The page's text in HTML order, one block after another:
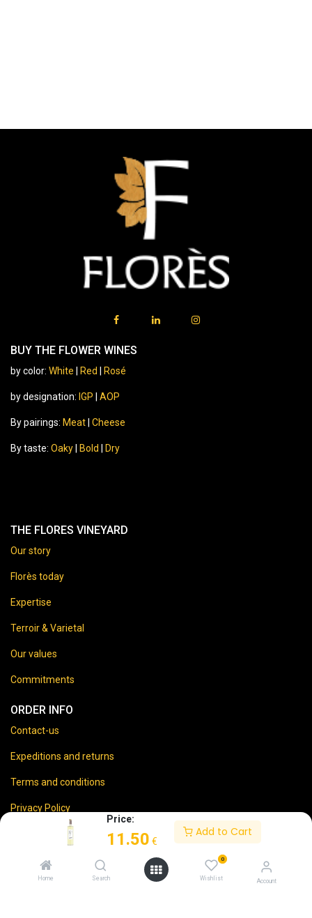
Price:
11.50 €
Add to Cart
Home Search
0
Wishlist Account
BUY THE FLOWER WINES
by color: White Red Rosé
by designation: IGP AOP
By pairings: Meat Cheese
By taste: Oaky Bold Dry
THE FLORES VINEYARD
Our story
Florès today
Expertise
Terroir & Varietal
Our values
Commitments
ORDER INFO
Contact-us
Expeditions and returns
Terms and conditions
Privacy Policy
Legal disclaimer